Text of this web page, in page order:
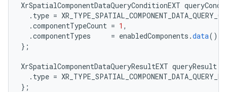
XrSpatialComponentDataQueryConditionEXT queryCond
. type =
.componentTypeCount = 1 ,
.componentTypes = enabledComponents .data(),
} ;
XrSpatialComponentDataQueryResultEXT queryResult
. type =
} ;